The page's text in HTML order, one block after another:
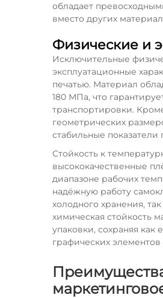
обладает
вместо других
Физические и
Исключительные
эксплуатационные
печатью. Материал
180 МПа, что
транспортировки.
геометрических
стабильные
Стойкость к
высококачественные
диапазоне рабочих
надёжную работу
холодного хранения,
химическая стойкость
упаковки, сохраняя
графических